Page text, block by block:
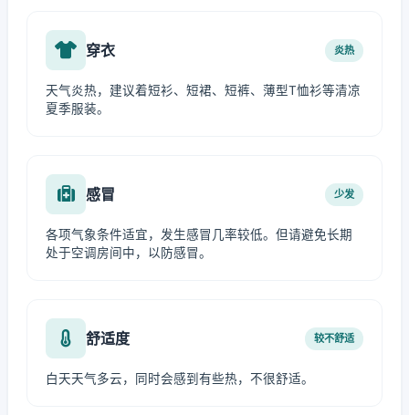
穿衣 炎热
天气炎热，建议着短衫、短裙、短裤、薄型T恤衫等清凉
夏季服装。
感冒 少发
各项气象条件适宜，发生感冒几率较低。但请避免长期
处于空调房间中，以防感冒。
舒适度 较不舒适
白天天气多云，同时会感到有些热，不很舒适。